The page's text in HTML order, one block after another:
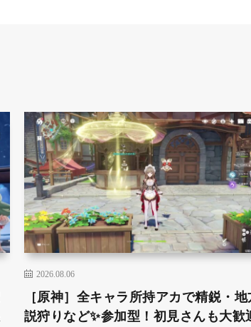
2026.08.06
［原神］全キャラ所持アカで精鋭・
説狩りなど✨参加型！初見さんも大歓